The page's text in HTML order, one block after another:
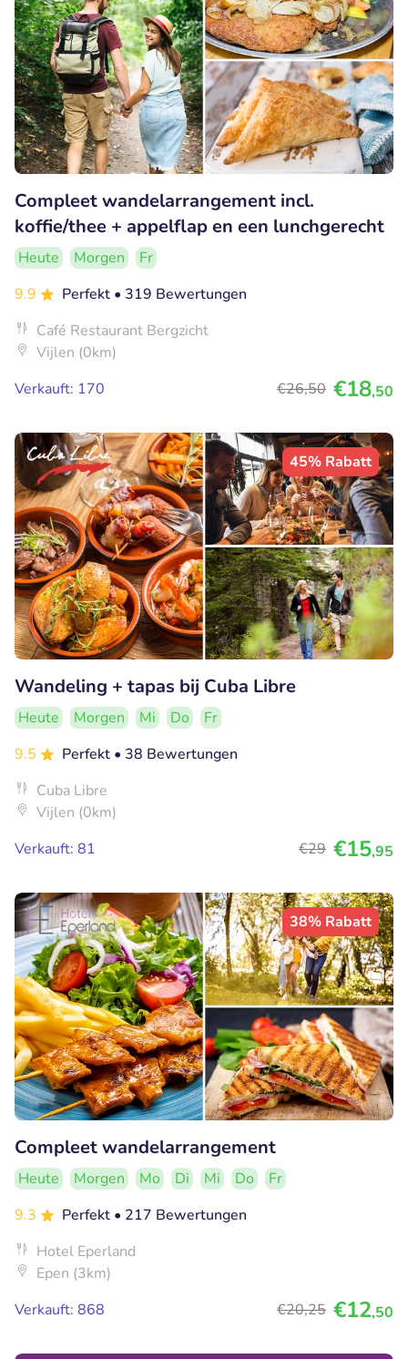
Compleet wandelarrangement incl.
koffie/thee + appelflap en een lunchgerecht
Heute Morgen
Fr
9.9
Perfekt • 319 Bewertungen
Café Restaurant Bergzicht
Vijlen (0km)
Verkauft: 170
€26,50 €18,50
45% Rabatt
Wandeling + tapas bij Cuba Libre
Heute Morgen Mi Do
Fr
9.5
Perfekt • 38 Bewertungen
Cuba Libre
Vijlen (0km)
Verkauft: 81
€29 €15,95
38% Rabatt
Compleet wandelarrangement
Heute Morgen Mo Di Mi Do
Fr
9.3
Perfekt • 217 Bewertungen
Hotel Eperland
Epen (3km)
Verkauft: 868
€20,25 €12,50